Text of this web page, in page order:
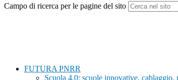
Campo di ricerca per le pagine del sito
FUTURA PNRR
Scuola 4.0: scuole innovative,